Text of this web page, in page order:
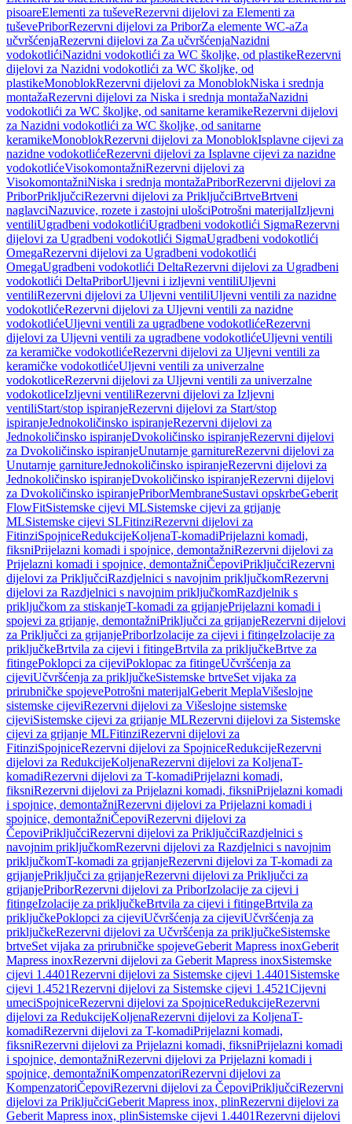
pisoareElementi za tuševeRezervni dijelovi za Elementi za
tuševePriborRezervni dijelovi za PriborZa elemente WC-aZa
učvršćenjaRezervni dijelovi za Za učvršćenjaNazidni
vodokotlićiNazidni vodokotlići za WC školjke, od plastikeRezervni
dijelovi za Nazidni vodokotlići za WC školjke, od
plastikeMonoblokRezervni dijelovi za MonoblokNiska i srednja
montažaRezervni dijelovi za Niska i srednja montažaNazidni
vodokotlići za WC školjke, od sanitarne keramikeRezervni dijelovi
za Nazidni vodokotlići za WC školjke, od sanitarne
keramikeMonoblokRezervni dijelovi za MonoblokIsplavne cijevi za
nazidne vodokotlićeRezervni dijelovi za Isplavne cijevi za nazidne
vodokotlićeVisokomontažniRezervni dijelovi za
VisokomontažniNiska i srednja montažaPriborRezervni dijelovi za
PriborPriključciRezervni dijelovi za PriključciBrtveBrtveni
naglavciNazuvice, rozete i zastojni ulošciPotrošni materijalIzljevni
ventiliUgradbeni vodokotlićiUgradbeni vodokotlići SigmaRezervni
dijelovi za Ugradbeni vodokotlići SigmaUgradbeni vodokotlići
OmegaRezervni dijelovi za Ugradbeni vodokotlići
OmegaUgradbeni vodokotlići DeltaRezervni dijelovi za Ugradbeni
vodokotlići DeltaPriborUljevni i izljevni ventiliUljevni
ventiliRezervni dijelovi za Uljevni ventiliUljevni ventili za nazidne
vodokotlićeRezervni dijelovi za Uljevni ventili za nazidne
vodokotlićeUljevni ventili za ugradbene vodokotlićeRezervni
dijelovi za Uljevni ventili za ugradbene vodokotlićeUljevni ventili
za keramičke vodokotlićeRezervni dijelovi za Uljevni ventili za
keramičke vodokotlićeUljevni ventili za univerzalne
vodokotliceRezervni dijelovi za Uljevni ventili za univerzalne
vodokotliceIzljevni ventiliRezervni dijelovi za Izljevni
ventiliStart/stop ispiranjeRezervni dijelovi za Start/stop
ispiranjeJednokoličinsko ispiranjeRezervni dijelovi za
Jednokoličinsko ispiranjeDvokoličinsko ispiranjeRezervni dijelovi
za Dvokoličinsko ispiranjeUnutarnje garnitureRezervni dijelovi za
Unutarnje garnitureJednokoličinsko ispiranjeRezervni dijelovi za
Jednokoličinsko ispiranjeDvokoličinsko ispiranjeRezervni dijelovi
za Dvokoličinsko ispiranjePriborMembraneSustavi opskrbeGeberit
FlowFitSistemske cijevi MLSistemske cijevi za grijanje
MLSistemske cijevi SLFitinziRezervni dijelovi za
FitinziSpojniceRedukcijeKoljenaT-komadiPrijelazni komadi,
fiksniPrijelazni komadi i spojnice, demontažniRezervni dijelovi za
Prijelazni komadi i spojnice, demontažniČepoviPriključciRezervni
dijelovi za PriključciRazdjelnici s navojnim priključkomRezervni
dijelovi za Razdjelnici s navojnim priključkomRazdjelnik s
priključkom za stiskanjeT-komadi za grijanjePrijelazni komadi i
spojevi za grijanje, demontažniPriključci za grijanjeRezervni dijelovi
za Priključci za grijanjePriborIzolacije za cijevi i fitingeIzolacije za
priključkeBrtvila za cijevi i fitingeBrtvila za priključkeBrtve za
fitingePoklopci za cijeviPoklopac za fitingeUčvršćenja za
cijeviUčvršćenja za priključkeSistemske brtveSet vijaka za
prirubničke spojevePotrošni materijalGeberit MeplaVišeslojne
sistemske cijeviRezervni dijelovi za Višeslojne sistemske
cijeviSistemske cijevi za grijanje MLRezervni dijelovi za Sistemske
cijevi za grijanje MLFitinziRezervni dijelovi za
FitinziSpojniceRezervni dijelovi za SpojniceRedukcijeRezervni
dijelovi za RedukcijeKoljenaRezervni dijelovi za KoljenaT-
komadiRezervni dijelovi za T-komadiPrijelazni komadi,
fiksniRezervni dijelovi za Prijelazni komadi, fiksniPrijelazni komadi
i spojnice, demontažniRezervni dijelovi za Prijelazni komadi i
spojnice, demontažniČepoviRezervni dijelovi za
ČepoviPriključciRezervni dijelovi za PriključciRazdjelnici s
navojnim priključkomRezervni dijelovi za Razdjelnici s navojnim
priključkomT-komadi za grijanjeRezervni dijelovi za T-komadi za
grijanjePriključci za grijanjeRezervni dijelovi za Priključci za
grijanjePriborRezervni dijelovi za PriborIzolacije za cijevi i
fitingeIzolacije za priključkeBrtvila za cijevi i fitingeBrtvila za
priključkePoklopci za cijeviUčvršćenja za cijeviUčvršćenja za
priključkeRezervni dijelovi za Učvršćenja za priključkeSistemske
brtveSet vijaka za prirubničke spojeveGeberit Mapress inoxGeberit
Mapress inoxRezervni dijelovi za Geberit Mapress inoxSistemske
cijevi 1.4401Rezervni dijelovi za Sistemske cijevi 1.4401 Sistemske
cijevi 1.4521Rezervni dijelovi za Sistemske cijevi 1.4521Cijevni
umeciSpojniceRezervni dijelovi za SpojniceRedukcijeRezervni
dijelovi za RedukcijeKoljenaRezervni dijelovi za KoljenaT-
komadiRezervni dijelovi za T-komadiPrijelazni komadi,
fiksniRezervni dijelovi za Prijelazni komadi, fiksniPrijelazni komadi
i spojnice, demontažniRezervni dijelovi za Prijelazni komadi i
spojnice, demontažniKompenzatoriRezervni dijelovi za
KompenzatoriČepoviRezervni dijelovi za ČepoviPriključciRezervni
dijelovi za PriključciGeberit Mapress inox, plinRezervni dijelovi za
Geberit Mapress inox, plinSistemske cijevi 1.4401Rezervni dijelovi